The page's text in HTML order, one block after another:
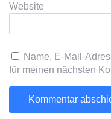
Website
Name, E-Mail-
für meinen nächsten